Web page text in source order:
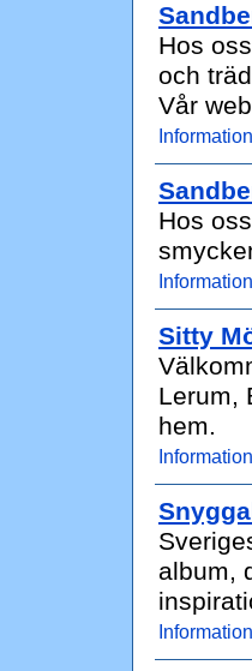
Hos
och
Vår
Information
Hos
Information
Sitty
Lerum,
hem.
Information
album,
Information